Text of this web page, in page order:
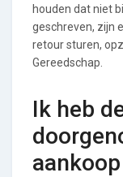
houden dat niet
geschreven, zijn
retour sturen,
Gereedschap.
Ik heb